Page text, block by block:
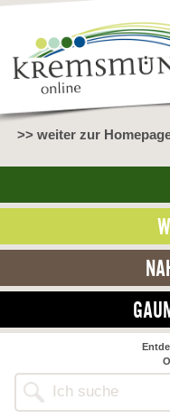
>> weiter zur